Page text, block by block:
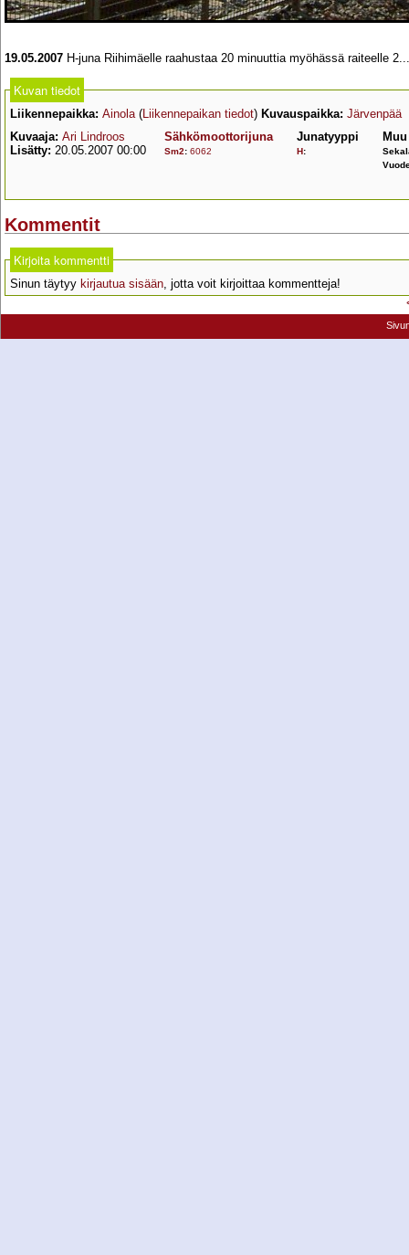
19.05.2007 H-juna Riihimäelle raahustaa 20 minuuttia myöhässä raiteelle 2...
Kuvan tiedot
Liikennepaikka: Ainola(Liikennepaikan tiedot) Kuvauspaikka: Järvenpää
Kuvaaja: Ari Lindroos
Lisätty: 20.05.2007 00:00
Sähkömoottorijuna
Sm2: 6062
Junatyyppi
H:
Kommentit
Kirjoita kommentti
Sinun täytyy kirjautua sisään, jotta voit kirjoittaa kommentteja!